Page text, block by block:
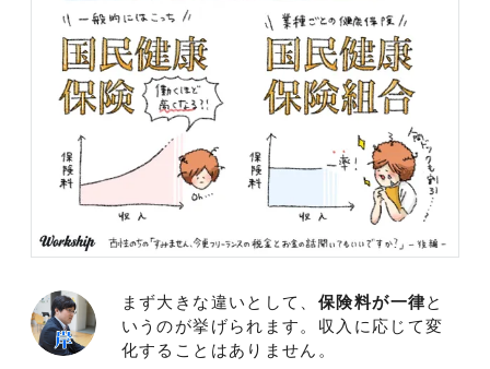
まず大きな違いとして、 保険料が一律と
いうのが挙げられます。収入に応じて変
化することはありません。